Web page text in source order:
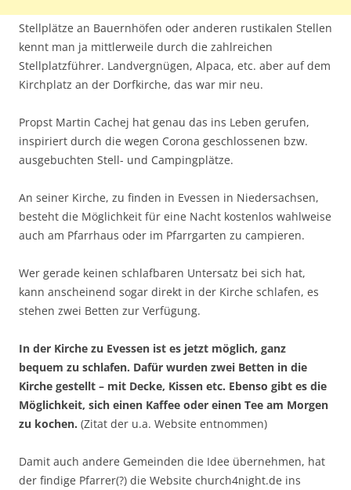
Stellplätze an Bauernhöfen oder anderen rustikalen Stellen
kennt man ja mittlerweile durch die zahlreichen
Stellplatzführer. Landvergnügen, Alpaca, etc. aber auf dem
Kirchplatz an der Dorfkirche, das war mir neu.
Propst Martin Cachej hat genau das ins Leben gerufen,
inspiriert durch die wegen Corona geschlossenen bzw.
ausgebuchten Stell- und Campingplätze.
An seiner Kirche, zu finden in Evessen in Niedersachsen,
besteht die Möglichkeit für eine Nacht kostenlos wahlweise
auch am Pfarrhaus oder im Pfarrgarten zu campieren.
Wer gerade keinen schlafbaren Untersatz bei sich hat,
kann anscheinend sogar direkt in der Kirche schlafen, es
stehen zwei Betten zur Verfügung.
In der Kirche zu Evessen ist es jetzt möglich, ganz
bequem zu schlafen. Dafür wurden zwei Betten in die
Kirche gestellt – mit Decke, Kissen etc. Ebenso gibt es die
Möglichkeit, sich einen Kaffee oder einen Tee am Morgen
zu kochen. (Zitat der u.a. Website entnommen)
Damit auch andere Gemeinden die Idee übernehmen, hat
der findige Pfarrer(?) die Website church4night.de ins